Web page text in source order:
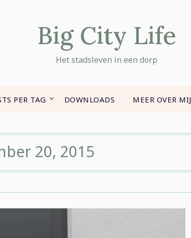
Big City Life
Het stadsleven in een dorp
PER TAG DOWNLOADS MEER OVER MIJ
20, 2015